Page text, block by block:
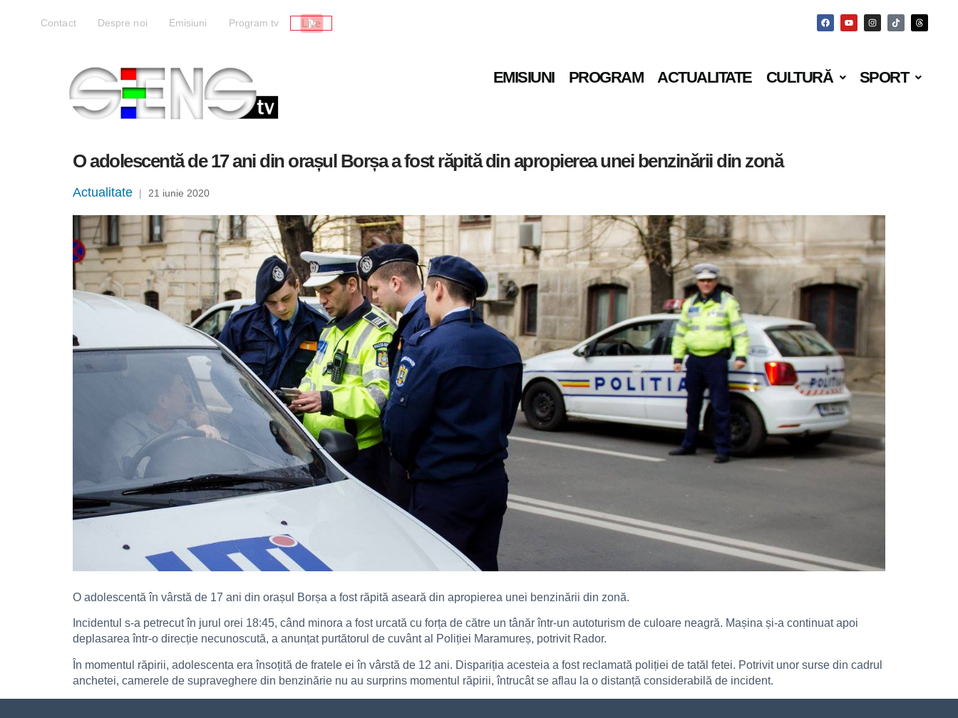
Contact Despre noi Emisiuni Program tv Live
EMISIUNI PROGRAM ACTUALITATE CULTURĂ SPORT
O adolescentă de 17 ani din orașul Borșa a fost răpită din apropierea unei benzinării din zonă
Actualitate | 21 iunie 2020
O adolescentă în vârstă de 17 ani din orașul Borșa a fost răpită aseară din apropierea unei benzinării din zonă.
Incidentul s-a petrecut în jurul orei 18:45, când minora a fost urcată cu forța de către un tânăr într-un autoturism de culoare neagră. Mașina și-a continuat apoi
deplasarea într-o direcție necunoscută, a anunțat purtătorul de cuvânt al Poliției Maramureș, potrivit Rador.
În momentul răpirii, adolescenta era însoțită de fratele ei în vârstă de 12 ani. Dispariția acesteia a fost reclamată poliției de tatăl fetei. Potrivit unor surse din cadrul
anchetei, camerele de supraveghere din benzinărie nu au surprins momentul răpirii, întrucât se aflau la o distanță considerabilă de incident.